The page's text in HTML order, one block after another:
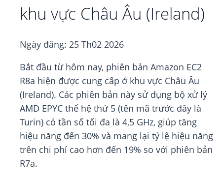
khu vực Châu Âu (Ireland)
Ngày đăng: 25 Th02 2026
Bắt đầu từ hôm nay, phiên bản Amazon EC2
R8a hiện được cung cấp ở khu vực Châu Âu
(Ireland). Các phiên bản này sử dụng bộ xử lý
AMD EPYC thế hệ thứ 5 (tên mã trước đây là
Turin) có tần số tối đa là 4,5 GHz, giúp tăng
hiệu năng đến 30% và mang lại tỷ lệ hiệu năng
trên chi phí cao hơn đến 19% so với phiên bản
R7a.